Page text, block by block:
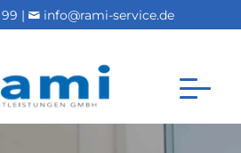
99 | info@rami-service.de